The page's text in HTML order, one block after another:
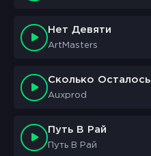
Нет Девяти
ArtMasters
Сколько Осталось
Auxprod
Путь В Рай
Путь В Рай